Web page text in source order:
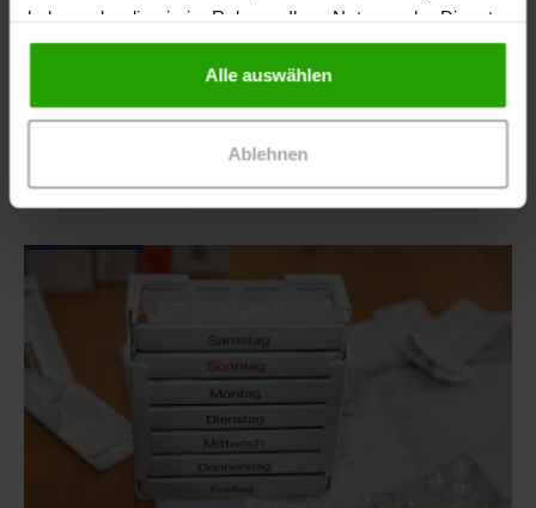
haben oder die sie im Rahmen Ihrer Nutzung der Dienste
gesammelt haben.
Alle auswählen
Ablehnen
Wunden erhöhen. Beschäftigte im
Gesundheitswesen…